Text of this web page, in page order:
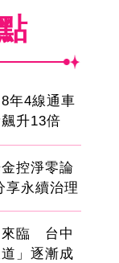
年4線通車
升13倍
控淨零論
享永續治理
來臨 台中
」逐漸成